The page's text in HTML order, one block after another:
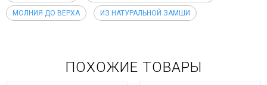
МОЛНИЯ ДО ВЕРХА ИЗ НАТУРАЛЬНОЙ ЗАМШИ
ПОХОЖИЕ ТОВАРЫ